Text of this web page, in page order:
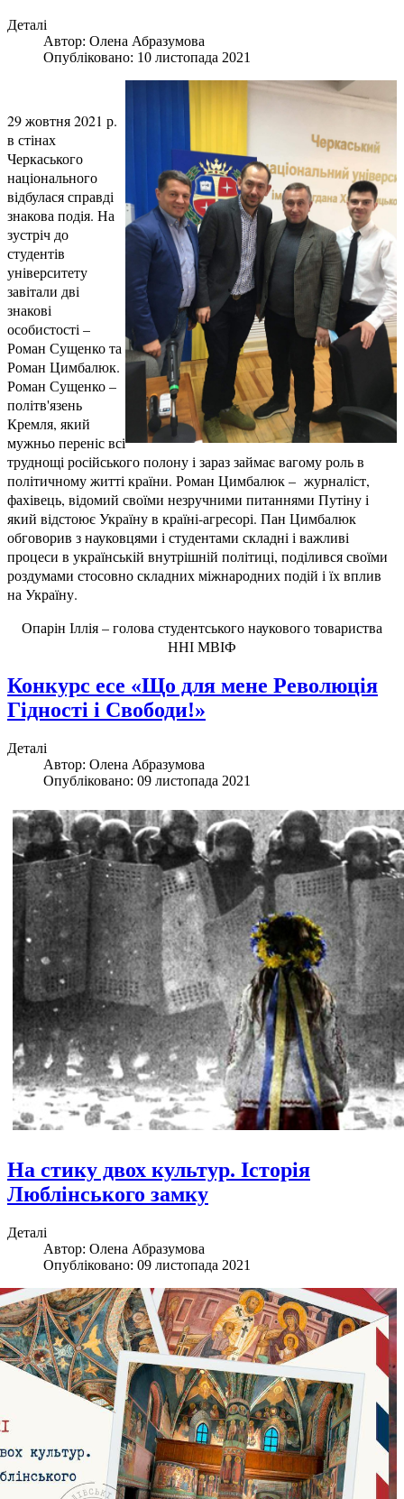
Деталі
Автор: Олена Абразумова
Опубліковано: 10 листопада 2021
29 жовтня 2021 р.
в стінах
Черкаського
національного
відбулася справді
знакова подія. На
зустріч до
студентів
університету
завітали дві
знакові
особистості –
Роман Сущенко та
Роман Цимбалюк.
Роман Сущенко –
політв'язень
Кремля, який
мужньо переніс всі
труднощі російського полону і зараз займає вагому роль в
політичному житті країни. Роман Цимбалюк – журналіст,
фахівець, відомий своїми незручними питаннями Путіну і
який відстоює Україну в країні-агресорі. Пан Цимбалюк
обговорив з науковцями і студентами складні і важливі
процеси в українській внутрішній політиці, поділився своїми
роздумами стосовно складних міжнародних подій і їх вплив
на Україну.
Опарін Іллія – голова студентського наукового товариства
ННІ МВІФ
Конкурс есе «Що для мене Революція
Гідності і Свободи!»
Деталі
Автор: Олена Абразумова
Опубліковано: 09 листопада 2021
На стику двох культур. Історія
Люблінського замку
Деталі
Автор: Олена Абразумова
Опубліковано: 09 листопада 2021